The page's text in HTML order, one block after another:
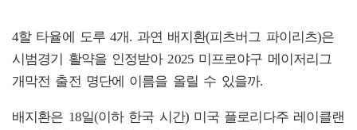
4할 타율에 도루 4개. 과연 배지환(피츠버그 파이리츠)은
시범경기 활약을 인정받아 2025 미프로야구 메이저리그
개막전 출전 명단에 이름을 올릴 수 있을까.
배지환은 18일(이하 한국 시간) 미국 플로리다주 레이클랜